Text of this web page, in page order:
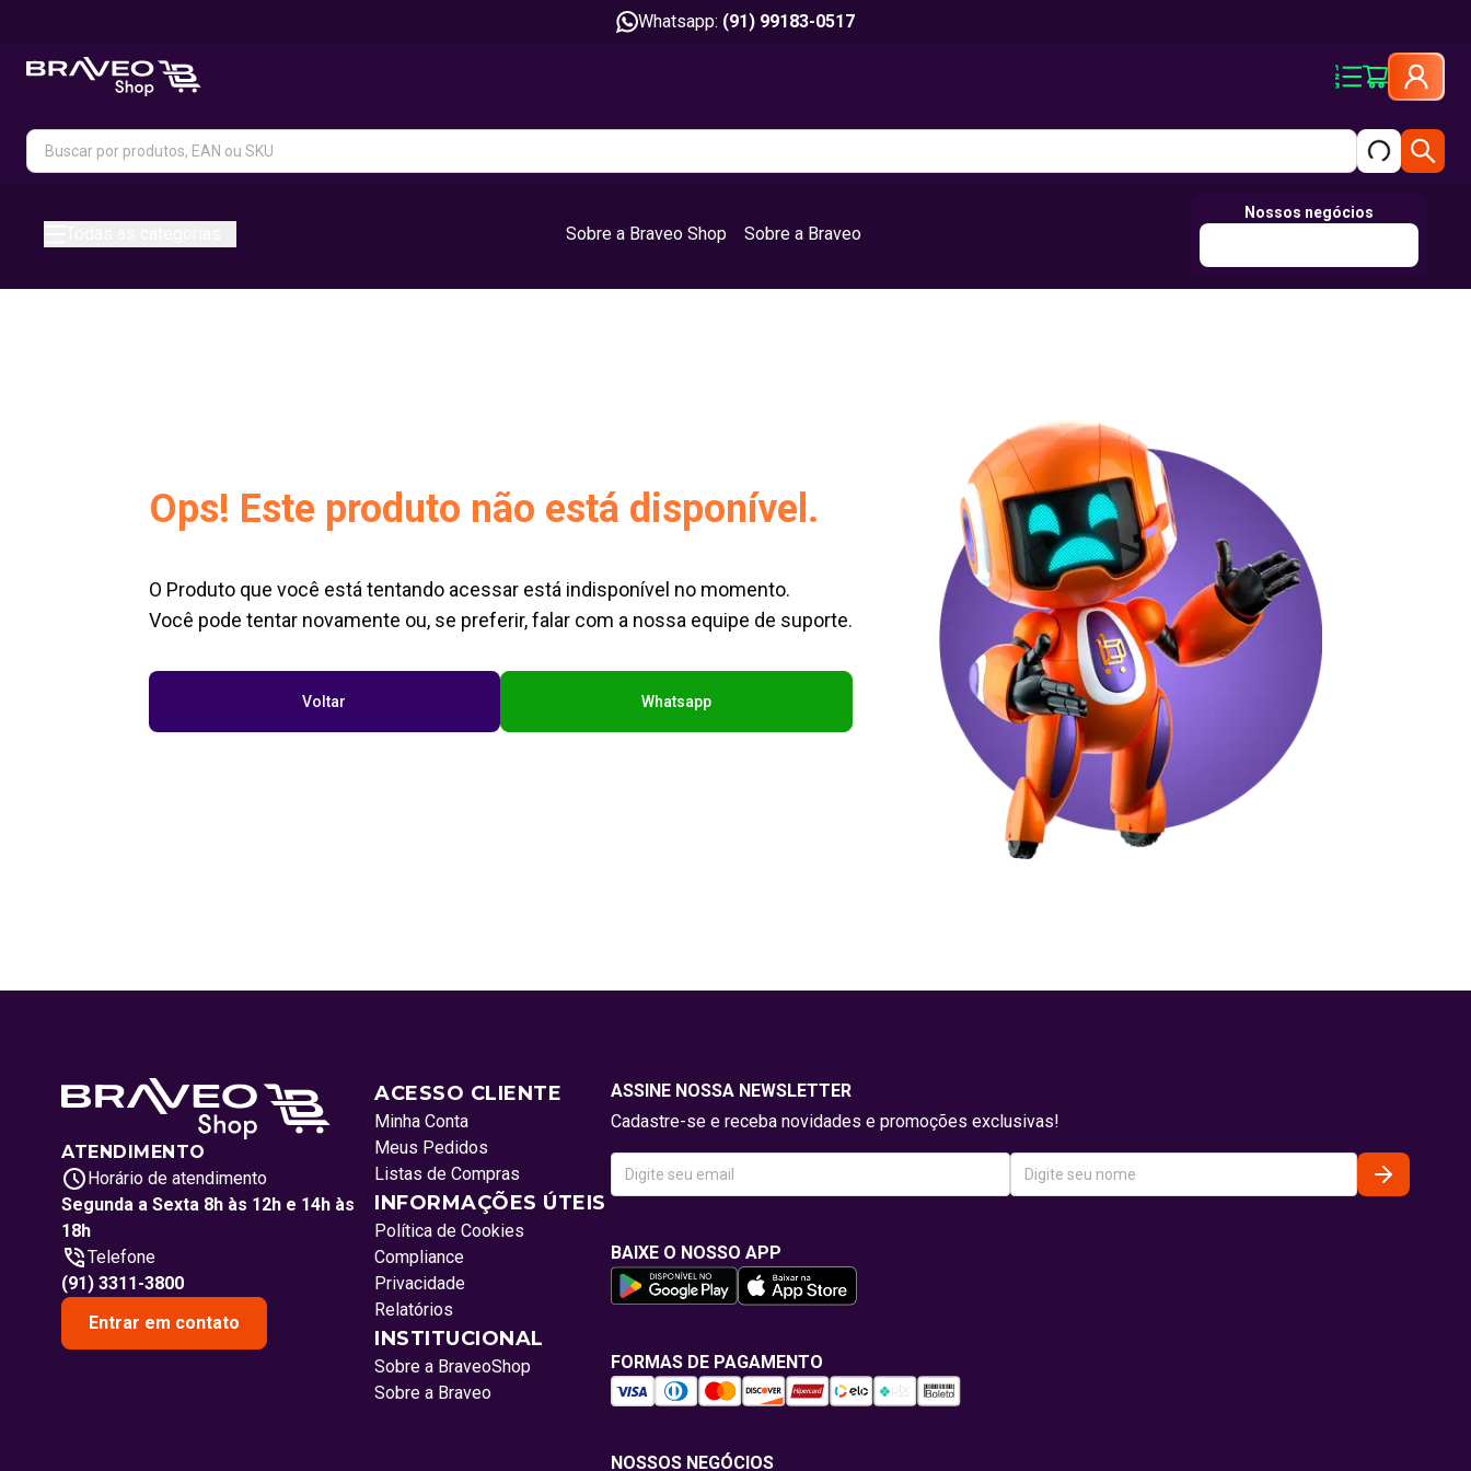
Whatsapp: (91) 99183-0517
Sobre a Braveo Shop Sobre a Braveo
Nossos negócios
Ops! Este produto não está disponível.
O Produto que você está tentando acessar está indisponível no momento.
Você pode tentar novamente ou, se preferir, falar com a nossa equipe de suporte.
Voltar Whatsapp
ATENDIMENTO
Horário de atendimento
Segunda a Sexta 8h às 12h e 14h às
18h
Telefone
(91) 3311-3800
Entrar em contato
ACESSO CLIENTE
Minha Conta
Meus Pedidos
Listas de Compras
INFORMAÇÕES ÚTEIS
Política de Cookies
Compliance
Privacidade
Relatórios
INSTITUCIONAL
Sobre a BraveoShop
Sobre a Braveo
ASSINE NOSSA NEWSLETTER
Cadastre-se e receba novidades e promoções exclusivas!
BAIXE O NOSSO APP
FORMAS DE PAGAMENTO
NOSSOS NEGÓCIOS